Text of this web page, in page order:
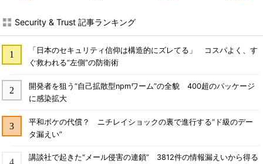
Security & Trust 記事ランキング
「日本のセキュリティ信仰は構造的にズレてる」 コスパよく、す
ぐ救われる“左側”の防衛術
開発者を狙う“自己拡散型npmワーム”の全貌 400超のパッケージ
に感染拡大
平和ボケの代償？ ニチレイショックの裏で進行する“ド級のデー
タ漏えい”
講談社で起きた“メール侵害の連鎖” 3812件の情報漏えいから得る